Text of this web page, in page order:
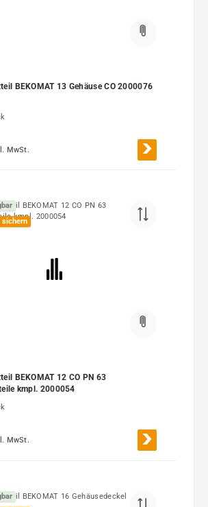
BEKOMAT 13 Gehäuse CO 2000076
MwSt.
BEKOMAT 12 CO PN 63
kmpl. 2000054
MwSt.